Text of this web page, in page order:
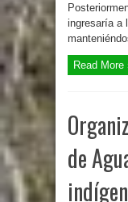
ingresaría a
Read More
de